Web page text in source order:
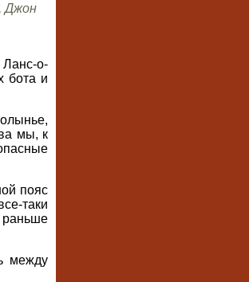
Джон
Ланс-о-
бота и
мы, к
пояс
таки
раньше
между